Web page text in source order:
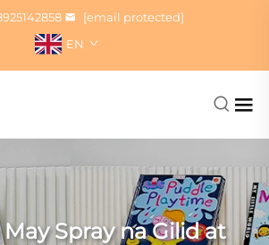
[email protected]
EN
Spray na Gilid at